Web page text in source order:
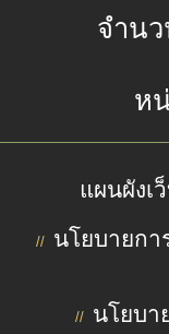
จำน
ห
แผนผังเ
// นโยบายกา
// นโยบา